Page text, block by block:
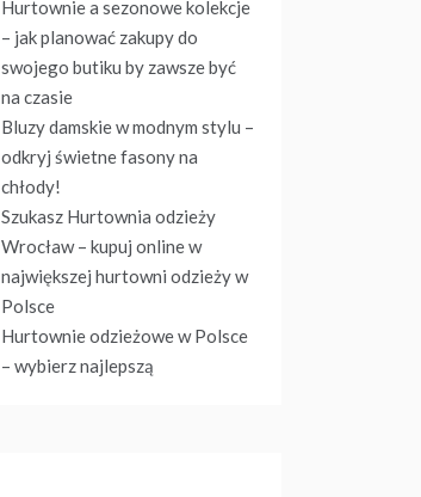
Hurtownie a sezonowe kolekcje
– jak planować zakupy do
swojego butiku by zawsze być
na czasie
Bluzy damskie w modnym stylu –
odkryj świetne fasony na
chłody!
Szukasz Hurtownia odzieży
Wrocław – kupuj online w
największej hurtowni odzieży w
Polsce
Hurtownie odzieżowe w Polsce
– wybierz najlepszą